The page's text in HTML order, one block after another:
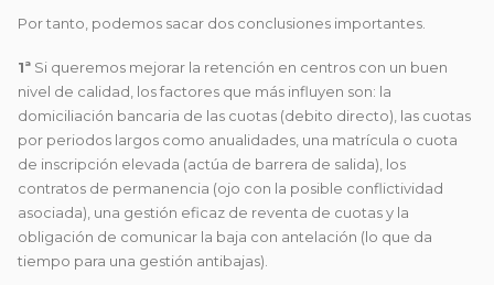
Por tanto, podemos sacar dos conclusiones importantes.
1ª Si queremos mejorar la retención en centros con un buen
nivel de calidad, los factores que más influyen son: la
domiciliación bancaria de las cuotas (debito directo), las cuotas
por periodos largos como anualidades, una matrícula o cuota
de inscripción elevada (actúa de barrera de salida), los
contratos de permanencia (ojo con la posible conflictividad
asociada), una gestión eficaz de reventa de cuotas y la
obligación de comunicar la baja con antelación (lo que da
tiempo para una gestión antibajas).